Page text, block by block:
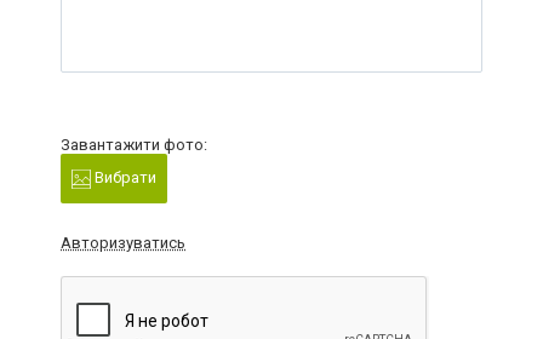
Завантажити фото:
Вибрати
Авторизуватись